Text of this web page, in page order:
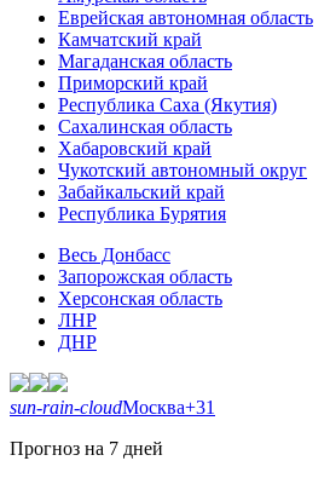
Еврейская автономная область
Камчатский край
Магаданская область
Приморский край
Республика Саха (Якутия)
Сахалинская область
Хабаровский край
Чукотский автономный округ
Забайкальский край
Республика Бурятия
Весь Донбасс
Запорожская область
Херсонская область
ЛНР
ДНР
sun-rain-cloudМосква+31
Прогноз на 7 дней